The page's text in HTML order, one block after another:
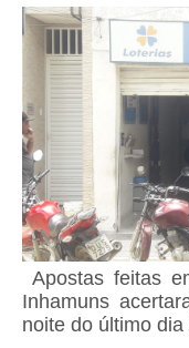
Apostas feitas
Inhamuns
noite do último dia